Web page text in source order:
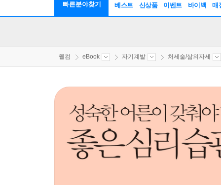
빠른분야찾기 베스트 신상품 이벤트 바이백 매
웰컴 eBook 자기계발 처세술/삶의자세